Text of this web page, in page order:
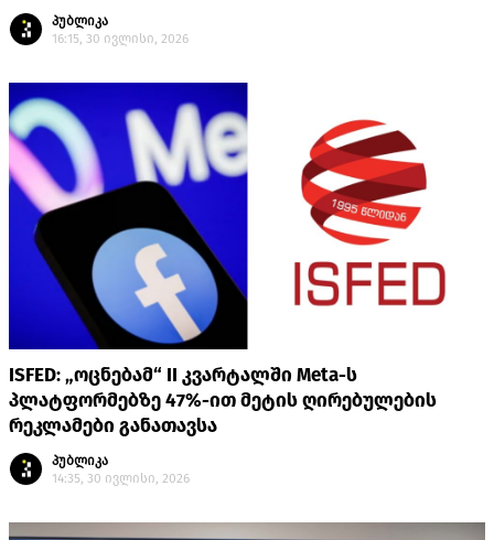
პუბლიკა
16:15, 30 ივლისი, 2026
ISFED: „ოცნებამ“ II კვარტალში Meta-ს
პლატფორმებზე 47%-ით მეტის ღირებულების
რეკლამები განათავსა
პუბლიკა
14:35, 30 ივლისი, 2026